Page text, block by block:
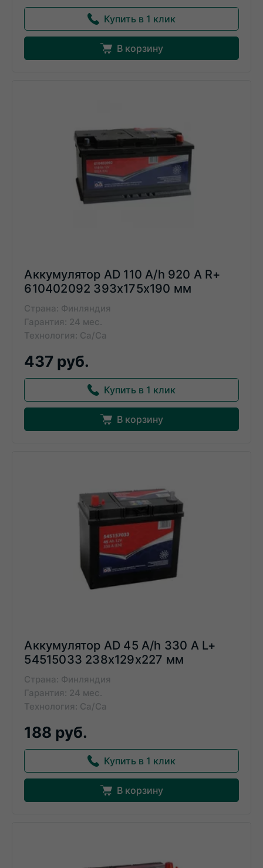
Купить в 1 клик
В корзину
Аккумулятор AD 110 A/h 920 А R+
610402092 393x175x190 мм
Страна: Финляндия
Гарантия: 24 мес.
Технология: Ca/Ca
437 руб.
Купить в 1 клик
В корзину
Аккумулятор AD 45 A/h 330 А L+
54515033 238x129x227 мм
Страна: Финляндия
Гарантия: 24 мес.
Технология: Ca/Ca
188 руб.
Купить в 1 клик
В корзину